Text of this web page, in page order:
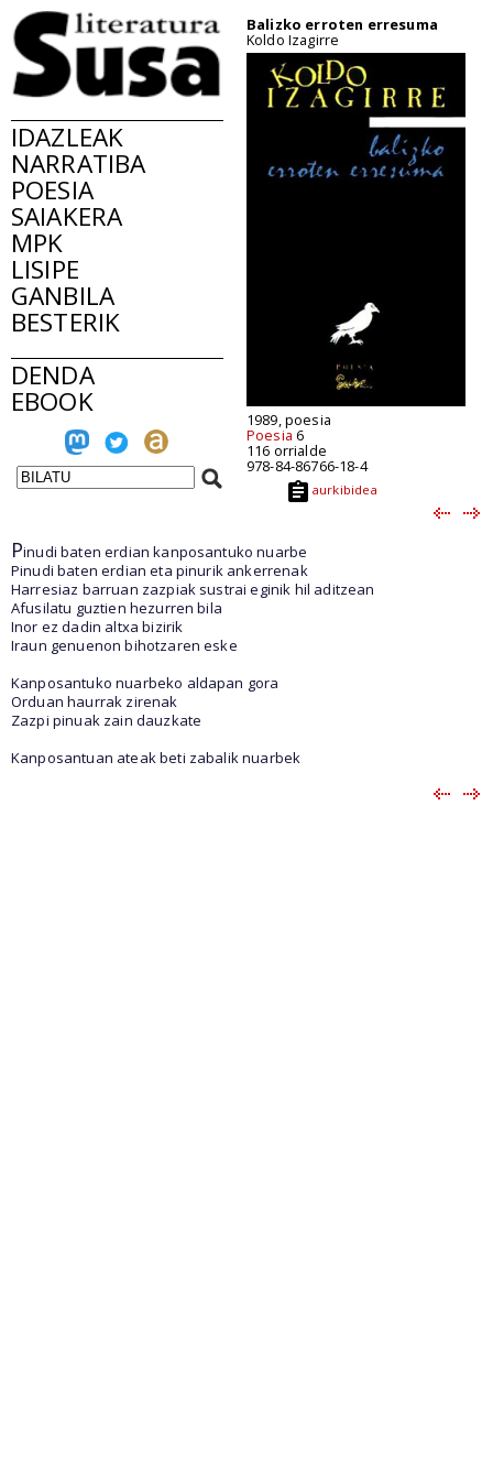
IDAZLEAK
NARRATIBA
POESIA
SAIAKERA
MPK
LISIPE
GANBILA
BESTERIK
DENDA
EBOOK
Balizko erroten erresuma
Koldo Izagirre
1989, poesia
Poesia 6
116 orrialde
978-84-86766-18-4
aurkibidea
Pinudi baten erdian kanposantuko nuarbe
Pinudi baten erdian eta pinurik ankerrenak
Harresiaz barruan zazpiak sustrai eginik hil aditzean
Afusilatu guztien hezurren bila
Inor ez dadin altxa bizirik
Iraun genuenon bihotzaren eske
Kanposantuko nuarbeko aldapan gora
Orduan haurrak zirenak
Zazpi pinuak zain dauzkate
Kanposantuan ateak beti zabalik nuarbek